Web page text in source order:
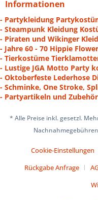
Informationen
- Partykleidung
- Steampunk Kleidung
- Piraten und Wikinger
- Jahre 60 - 70 Hippie
- Tierkostüme
- Lustige JGA Motto Party
- Oktoberfeste Lederhose
- Schminke, One Stroke,
- Partyartikeln und Zubehör
* Alle Preise inkl. gesetzl.
Cookie-Einstellungen
Rückgabe Anfrage